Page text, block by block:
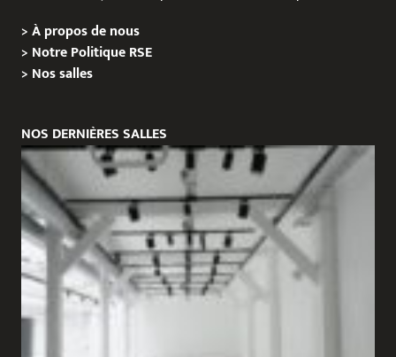
>À propos de nous
> Notre Politique RSE
> Nos salles
NOS DERNIÈRES SALLES